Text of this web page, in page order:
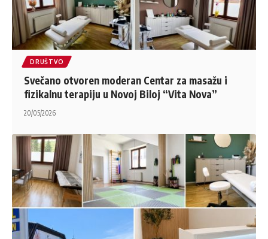
DRUŠTVO
Svečano otvoren moderan Centar za masažu i
fizikalnu terapiju u Novoj Biloj “Vita Nova”
20/05/2026